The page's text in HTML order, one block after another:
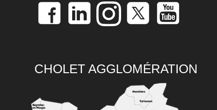
CHOLET AGGLOMÉRATION